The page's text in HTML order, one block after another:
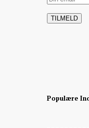
Populære